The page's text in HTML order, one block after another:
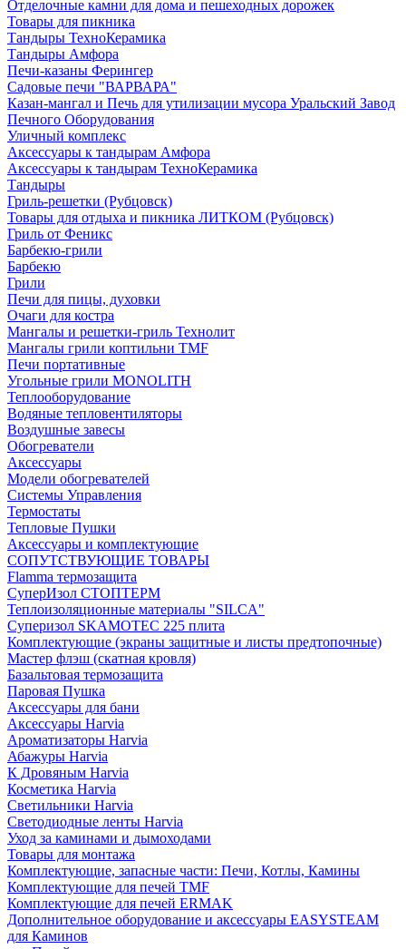
Отделочные камни для дома и пешеходных дорожек
Товары для пикника
Тандыры ТехноКерамика
Тандыры Амфора
Печи-казаны Ферингер
Садовые печи "ВАРВАРА"
Казан-мангал и Печь для утилизации мусора Уральский Завод
Печного Оборудования
Уличный комплекс
Аксессуары к тандырам Амфора
Аксессуары к тандырам ТехноКерамика
Тандыры
Гриль-решетки (Рубцовск)
Товары для отдыха и пикника ЛИТКОМ (Рубцовск)
Гриль от Феникс
Барбекю-грили
Барбекю
Грили
Печи для пицы, духовки
Очаги для костра
Мангалы и решетки-гриль Технолит
Мангалы грили коптильни TMF
Печи портативные
Угольные грили MONOLITH
Теплооборудование
Водяные тепловентиляторы
Воздушные завесы
Обогреватели
Аксессуары
Модели обогревателей
Системы Управления
Термостаты
Тепловые Пушки
Аксессуары и комплектующие
СОПУТСТВУЮЩИЕ ТОВАРЫ
Flamma термозащита
СуперИзол СТОПТЕРМ
Теплоизоляционные материалы "SILCA"
Суперизол SKAMOTEC 225 плита
Комплектующие (экраны защитные и листы предтопочные)
Мастер флэш (скатная кровля)
Базальтовая термозащита
Паровая Пушка
Аксессуары для бани
Аксессуары Harvia
Ароматизаторы Harvia
Абажуры Harvia
К Дровяным Harvia
Косметика Harvia
Светильники Harvia
Светодиодные ленты Harvia
Уход за каминами и дымоходами
Товары для монтажа
Комплектующие, запасные части: Печи, Котлы, Камины
Комплектующие для печей TMF
Комплектующие для печей ERMAK
Дополнительное оборудование и аксессуары EASYSTEAM
для Каминов